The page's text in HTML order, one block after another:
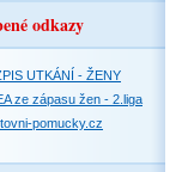
odkazy
UTKÁNÍ - ŽENY
ze zápasu žen - 2.liga
pomucky.cz